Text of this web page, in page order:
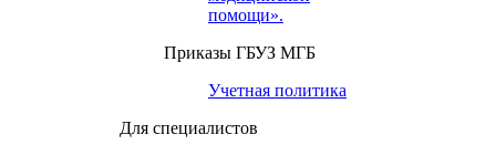
помощи».
Приказы ГБУЗ МГБ
Учетная политика
Для специалистов